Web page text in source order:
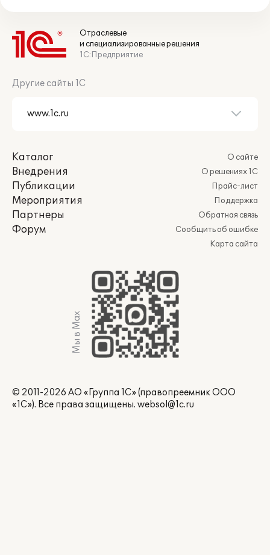
Отраслевые
и специализированные решения
1С:Предприятие
Другие сайты 1С
Каталог
Внедрения
Публикации
Мероприятия
Партнеры
Форум
О сайте
О решениях 1С
Прайс-лист
Поддержка
Обратная связь
Сообщить об ошибке
Карта сайта
Мы в Max
© 2011-2026 АО «Группа 1С» (правопреемник ООО
«1С»). Все права защищены. websol@1c.ru